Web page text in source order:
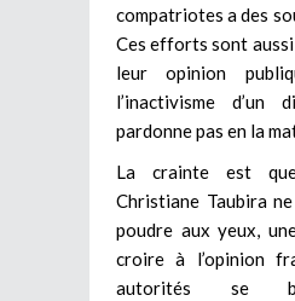
compatriotes a des
Ces efforts sont
leur opinion
l’inactivisme d’un
pardonne pas en la
La crainte est
Christiane Taubira
poudre aux yeux,
croire à l’opinion
autorités se